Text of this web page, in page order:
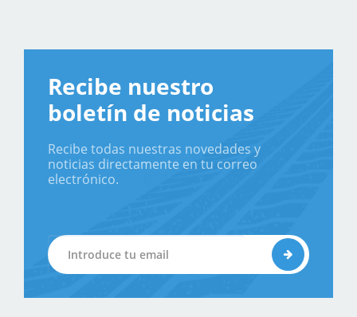
Recibe nuestro
boletín de noticias
Recibe todas nuestras novedades y
noticias directamente en tu correo
electrónico.